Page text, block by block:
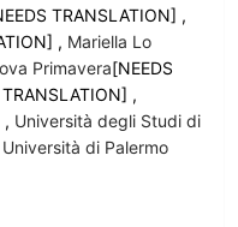
TRANSLATION] ,
, Mariella Lo
Primavera[NEEDS
,
, Università degli Studi di
Università di Palermo